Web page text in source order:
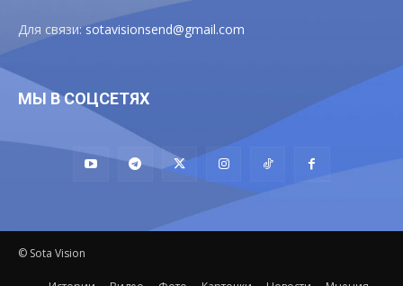
Для связи:sotavisionsend@gmail.com
МЫ В СОЦСЕТЯХ
© Sota Vision